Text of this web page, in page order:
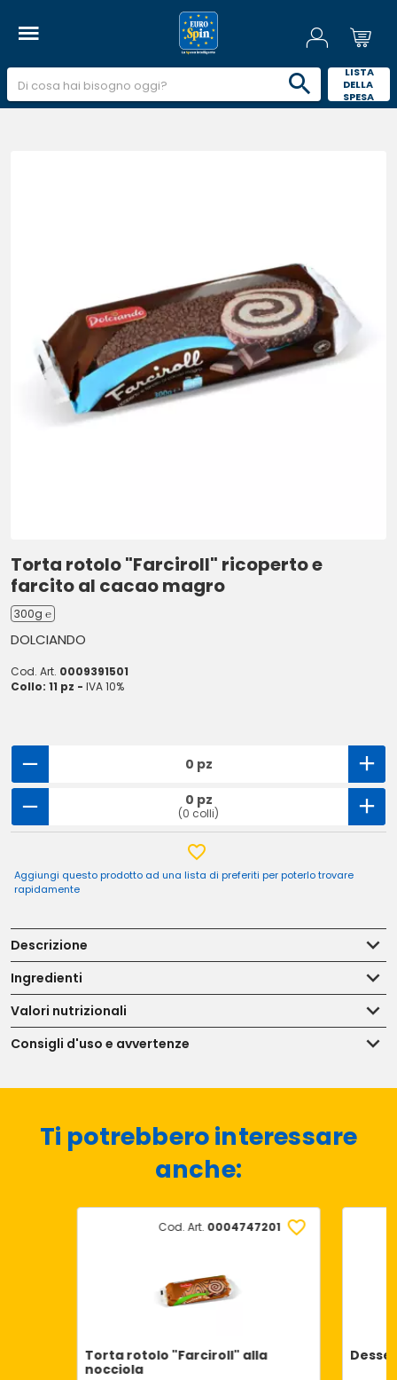
LISTA
DELLA
SPESA
Torta rotolo "Farciroll" ricoperto e
farcito al cacao magro
300g ℮
DOLCIANDO
Cod. Art. 0009391501
Collo: 11 pz - IVA 10%
0 pz
0 pz
(0 colli)
Aggiungi questo prodotto ad una lista di preferiti per poterlo trovare
rapidamente
Descrizione
Ingredienti
Valori nutrizionali
Consigli d'uso e avvertenze
Ti potrebbero interessare
anche:
Cod. Art. 0004747201
Torta rotolo "Farciroll" alla
nocciola